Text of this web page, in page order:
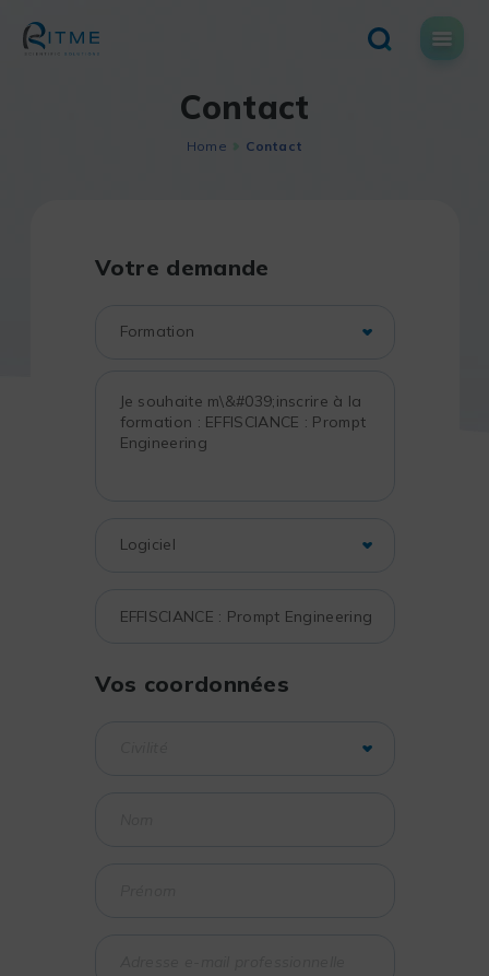
content
Contact
Home Contact
Votre demande
Vos coordonnées